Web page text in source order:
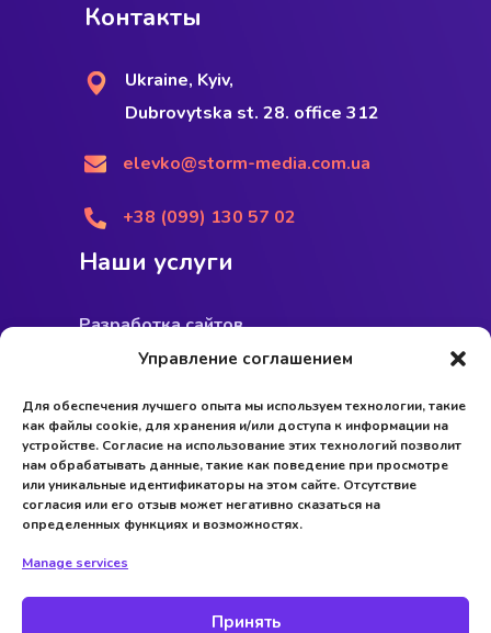
Управление соглашением
Для обеспечения лучшего опыта мы используем технологии, такие
как файлы cookie, для хранения и/или доступа к информации на
устройстве. Согласие на использование этих технологий позволит
нам обрабатывать данные, такие как поведение при просмотре
или уникальные идентификаторы на этом сайте. Отсутствие
согласия или его отзыв может негативно сказаться на
определенных функциях и возможностях.
Manage services
Принять
Контакты
Ukraine, Kyiv,
Dubrovytska st. 28. office 312
elevko@storm-media.com.ua
+38 (099) 130 57 02
Наши услуги
Разработка сайтов
Дизайн сайтов
Продвижение сайтов